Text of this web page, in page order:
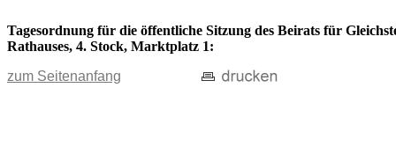
Tagesordnung für die öffentliche Sitzung des Beirats für
Rathauses, 4. Stock, Marktplatz 1:
zum Seitenanfang